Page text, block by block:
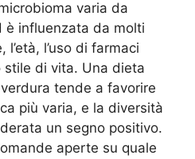
varia da
è influenzata da molti
l’età, l’uso di farmaci
di vita. Una dieta
tende a favorire
più varia, e la diversità
un segno positivo.
aperte su quale